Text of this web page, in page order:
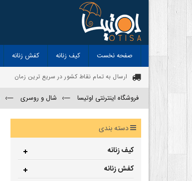
صفحه نخست کیف زنانه کفش زنانه
ارسال به تمام نقاط کشور در سریع ترین زمان
فروشگاه اینترنتی اوتیسا —› شال و روسری —›
دسته بندی
کیف زنانه
کفش زنانه